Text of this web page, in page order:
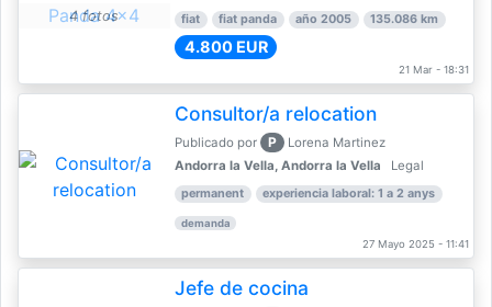
4 fotos fiat fiat panda año 2005 135.086 km
4.800 EUR
21 Mar - 18:31
Consultor/a relocation
Publicado por P
Lorena Martinez
Andorra la Vella, Andorra la Vella
Legal
permanent experiencia laboral: 1 a 2 anys
demanda
27 Mayo 2025 - 11:41
Jefe de cocina